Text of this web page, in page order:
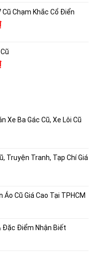
Chạm Khắc Cổ Điển
Giá
là:
2,500,000₫.
Giá
Xe Ba Gác Cũ, Xe Lôi Cũ
Truyện Tranh, Tạp Chí Giá
Cũ Giá Cao Tại TPHCM
Đặc Điểm Nhận Biết